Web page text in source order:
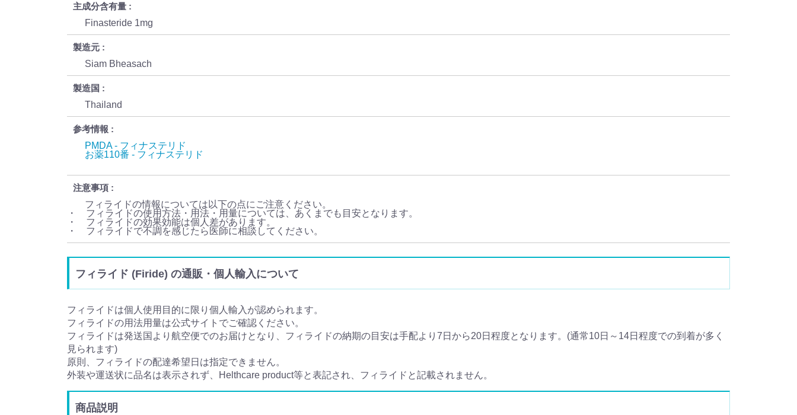
主成分含有量
Finasteride 1mg
製造元
Siam Bheasach
製造国
Thailand
参考情報
PMDA - フィナステリド
お薬110番 - フィナステリド
注意事項
フィライドの情報については以下の点にご注意ください。
・ フィライドの使用方法・用法・用量については、あくまでも目安となります。
・ フィライドの効果効能は個人差があります。
・ フィライドで不調を感じたら医師に相談してください。
フィライド (Firide) の通販・個人輸入について
フィライドは個人使用目的に限り個人輸入が認められます。
フィライドの用法用量は公式サイトでご確認ください。
フィライドは発送国より航空便でのお届けとなり、フィライドの納期の目安は手配より7日から20日程度となります。(通常10日～14日程度での到着が多く
見られます)
原則、フィライドの配達希望日は指定できません。
外装や運送状に品名は表示されず、Helthcare product等と表記され、フィライドと記載されません。
商品説明